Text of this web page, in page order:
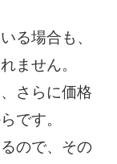
る場合も、
ません。
さらに価格
です。
ので、その